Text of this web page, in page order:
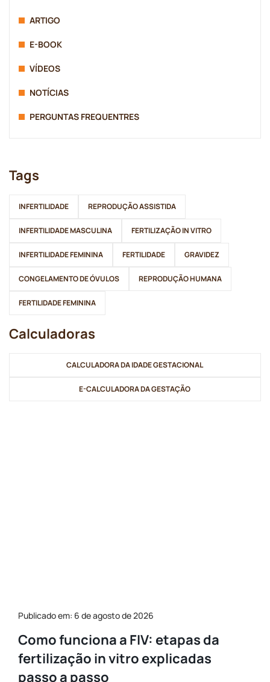
ARTIGO
E-BOOK
VÍDEOS
NOTÍCIAS
PERGUNTAS FREQUENTRES
Tags
INFERTILIDADE REPRODUÇÃO ASSISTIDA
INFERTILIDADE MASCULINA FERTILIZAÇÃO IN VITRO
INFERTILIDADE FEMININA FERTILIDADE GRAVIDEZ
CONGELAMENTO DE ÓVULOS REPRODUÇÃO HUMANA
FERTILIDADE FEMININA
Calculadoras
CALCULADORA DA IDADE GESTACIONAL
E-CALCULADORA DA GESTAÇÃO
Publicado em: 6 de agosto de 2026
Como funciona a FIV: etapas da
fertilização in vitro explicadas
passo a passo